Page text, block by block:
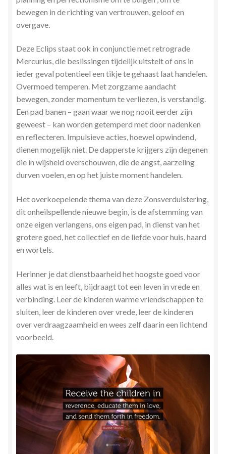
bewegen in de richting van vertrouwen, geloof en
overgave.
Deze Eclips staat ook in conjunctie met retrograde
Mercurius, die beslissingen tijdelijk uitstelt of ons in
ieder geval potentieel een tikje te gehaast laat handelen.
Overmoed temperen. Met zorgzame aandacht
bewegen, zonder momentum te verliezen, is verstandig.
Een pad banen – gaan waar we nog nooit eerder zijn
geweest – kan worden getemperd met door nadenken
en reflecteren. Impulsieve acties, hoewel opwindend,
dienen mogelijk niet. De dapperste krijgers zijn degenen
die in wijsheid overschouwen, die de angst, aarzeling
durven voelen, en op het juiste moment handelen.
Het overkoepelende thema van deze Zonsverduistering,
dit onheilspellende nieuwe begin, is de afstemming van
onze eigen verlangens, ons eigen pad, in dienst van het
grotere goed, het collectief en de liefde voor huis, haard
en wortels.
Herinner je dat dienstbaarheid het hoogste goed voor
alles wat is en leeft, bijdraagt tot een leven in vrede en
verbinding. Leer de kinderen warme vriendschappen te
sluiten, leer de kinderen over vrede, leer de kinderen
over verdraagzaamheid en wees zelf daarin een lichtend
voorbeeld.